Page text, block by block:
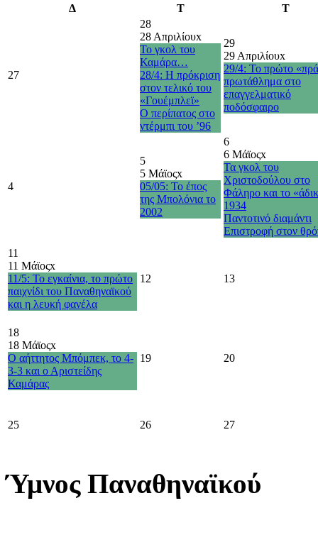
Δ Τ Τ
27
28
28 Απριλίουx
Το γκολ του
Καμάρα…
28/4: Η πρόκριση
στον τελικό του
«Γουέμπλεϊ»
O περίπατος στο
ντέρμπι του ’96
29
29 Απριλίουx
29/4: Το πρώτο
πρωτάθλημα στο
επαγγελματικό
ποδόσφαιρο
4
5
5 Μάϊοςx
05/05: Το έπος
της Μπολόνια το
2002
6
6 Μάϊοςx
Τα γκολ του
Χριστοδούλου στο
Φάληρο και το
1934
Παντοτινό διαμάντι
Επιστροφή στον
11
11 Μάϊοςx
11/5: Το εγκαίνια, το πρώτο
παιχνίδι του Παναθηναϊκού
και η λευκή φανέλα
12 13
18
18 Μάϊοςx
Ο αήττητος Μπόμπεκ, το 4-
3-3 και ο Αριστείδης
Καμάρας
19 20
25 26 27
Ύμνος Παναθηναϊκού